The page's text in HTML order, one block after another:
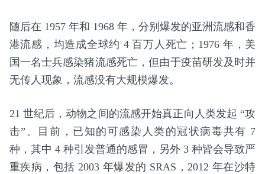
随后在 1957 年和 1968 年，分别爆发的亚洲流感和香
港流感，均造成全球约 4 百万人死亡；1976 年，美
国一名士兵感染猪流感死亡，但由于疫苗研发及时并
无传人现象，流感没有大规模爆发。
21 世纪后，动物之间的流感开始真正向人类发起 “攻
击”。目前，已知的可感染人类的冠状病毒共有 7
种，其中 4 种引发普通的感冒，另外 3 种皆会导致严
重疾病，包括 2003 年爆发的 SRAS，2012 年在沙特